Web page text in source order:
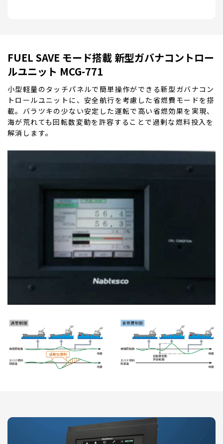
FUEL SAVE モード搭載 新型ガバナコントロー
ルユニット MCG-771
小型軽量のタッチパネルで簡単操作ができる新型ガバナコン
トロールユニットに、安全航行を考慮した省燃費モードを搭
載。バラツキの少ない安定した運転で高い省燃効果を実現、
海が荒れても回転数変動を許容することで過剰な燃料投入を
解消します。